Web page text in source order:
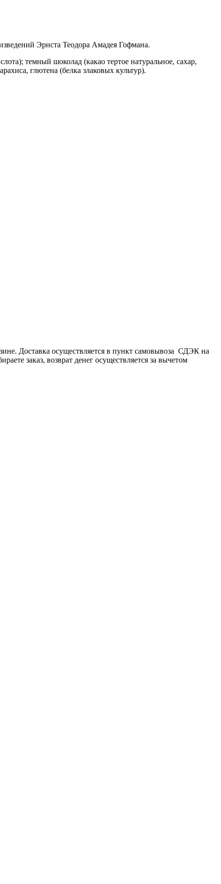
Эрнста Теодора Амадея Гофмана.
темный шоколад (какао тертое натуральное, сахар,
глютена (белка злаковых культур).
Доставка осуществляется в пункт самовывоза СДЭК на
заказ, возврат денег осуществляется за вычетом